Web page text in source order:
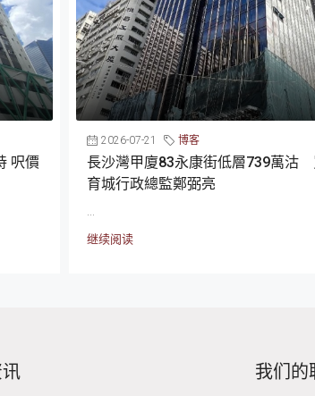
呎價
2026-07-21 博客
長沙灣甲廈83永康街低層739萬沽
育城行政總監鄭弼亮
继续阅读
我们的